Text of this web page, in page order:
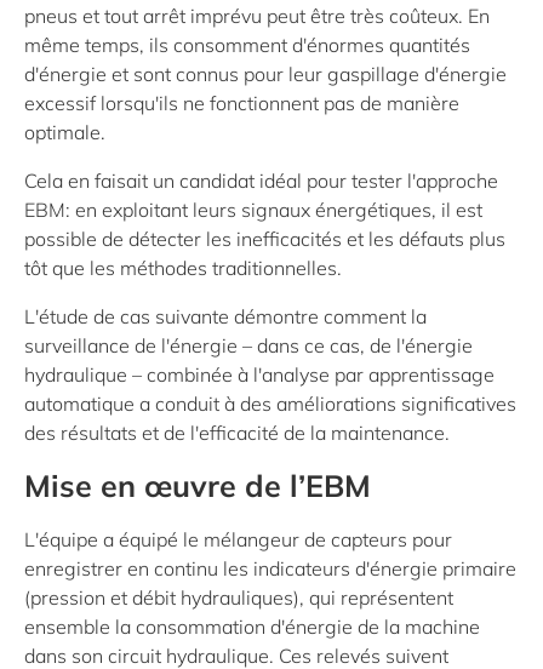
pneus et tout arrêt imprévu peut être très coûteux. En
même temps, ils consomment d'énormes quantités
d'énergie et sont connus pour leur gaspillage d'énergie
excessif lorsqu'ils ne fonctionnent pas de manière
optimale.
Cela en faisait un candidat idéal pour tester l'approche
EBM: en exploitant leurs signaux énergétiques, il est
possible de détecter les inefficacités et les défauts plus
tôt que les méthodes traditionnelles.
L'étude de cas suivante démontre comment la
surveillance de l'énergie – dans ce cas, de l'énergie
hydraulique – combinée à l'analyse par apprentissage
automatique a conduit à des améliorations significatives
des résultats et de l'efficacité de la maintenance.
Mise en œuvre de l’EBM
L'équipe a équipé le mélangeur de capteurs pour
enregistrer en continu les indicateurs d'énergie primaire
(pression et débit hydrauliques), qui représentent
ensemble la consommation d'énergie de la machine
dans son circuit hydraulique. Ces relevés suivent